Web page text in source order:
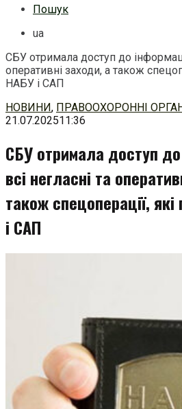
Пошук
ua
СБУ отримала доступ до
оперативні заходи, а також
НАБУ і САП
Перейти
до
НОВИНИ, ПРАВООХОРОННІ
21.07.202511:36
СБУ отримала доступ до
всі негласні та
також спецоперації,
і САП